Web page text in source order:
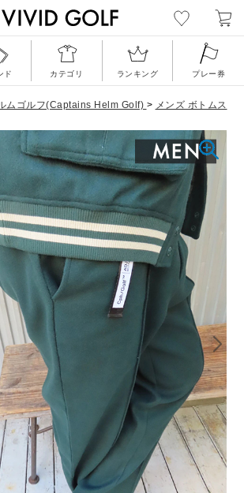
ド カテゴリ ランキング プレー券
ムゴルフ(Captains Helm Golf) > メンズ ボトムス